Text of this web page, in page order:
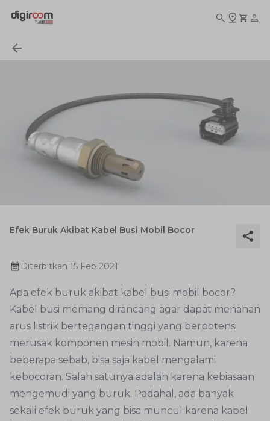
Efek Buruk Akibat Kabel Busi Mobil Bocor
Diterbitkan 15 Feb 2021
Apa efek buruk akibat kabel busi mobil bocor?
Kabel busi memang dirancang agar dapat menahan
arus listrik bertegangan tinggi yang berpotensi
merusak komponen mesin mobil. Namun, karena
beberapa sebab, bisa saja kabel mengalami
kebocoran. Salah satunya adalah karena kebiasaan
mengemudi yang buruk. Padahal, ada banyak
sekali efek buruk yang bisa muncul karena kabel